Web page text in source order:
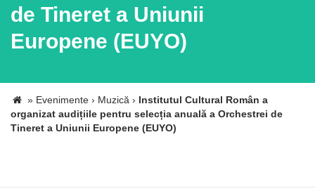
de Tineret a Uniunii
Europene (EUYO)
» Evenimente › Muzică › Institutul Cultural Român a
organizat audițiile pentru selecția anuală a Orchestrei de
Tineret a Uniunii Europene (EUYO)